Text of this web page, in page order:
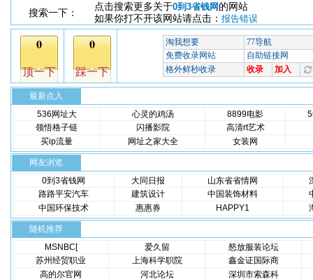
搜索一下：
点击搜索更多关于0到3省钱网 的网站
如果你打不开该网站请点击： 报告错误
最新点入
536网址大
心灵的鸡汤 8899电影
领悟格子链
闪播影院
高清rt艺术
买ip流量
网址之家大全 女装网
网友浏览
0到3省钱网
大同日报 山东省省情网
路路平安汽车
建筑设计 中国装饰材料
中国环保技术
惠惠券 HAPPY1
随机推荐
MSNBC[
爱久留
怒放服装论坛
苏州经贸职业
上海科学职院
鑫金证国际商
高的尔官网
河北论坛 深圳市索森科